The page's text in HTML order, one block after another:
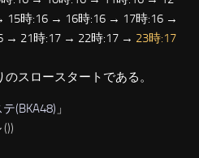
15時:16 → 16時:16 → 17時:16 →
→ 21時:17 → 22時:17 → 23時:17
スロースタートである。
(BKA48) 」
())